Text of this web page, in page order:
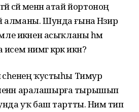
әсәй менән атай йортоноң
Шунда ғына Нәзирә
икәнен асыҡланы һәм
нимәгә кәрәк икән?
әсәһенең ҡустыһы Тимур
менән аралашырға тырышып
уҡ баш тартты. Нимә тип